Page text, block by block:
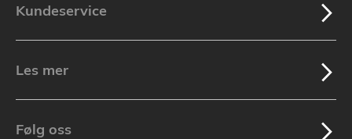
Kundeservice
Les mer
Følg oss